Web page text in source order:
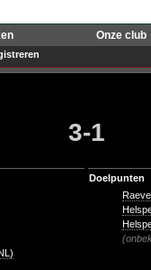
Onze club
3-1
Doelpunten